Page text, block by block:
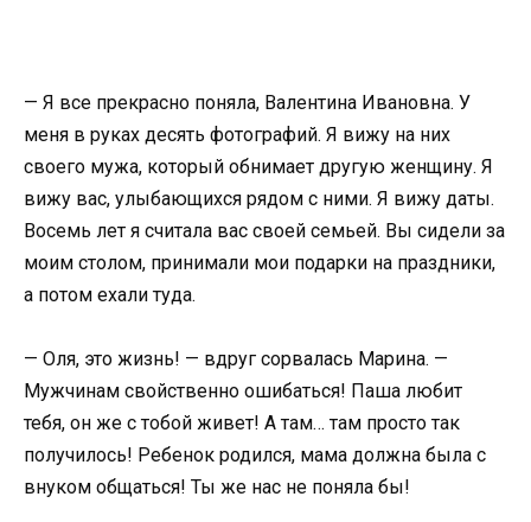
— Я все прекрасно поняла, Валентина Ивановна. У
меня в руках десять фотографий. Я вижу на них
своего мужа, который обнимает другую женщину. Я
вижу вас, улыбающихся рядом с ними. Я вижу даты.
Восемь лет я считала вас своей семьей. Вы сидели за
моим столом, принимали мои подарки на праздники,
а потом ехали туда.
— Оля, это жизнь! — вдруг сорвалась Марина. —
Мужчинам свойственно ошибаться! Паша любит
тебя, он же с тобой живет! А там… там просто так
получилось! Ребенок родился, мама должна была с
внуком общаться! Ты же нас не поняла бы!